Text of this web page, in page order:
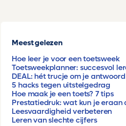
Meest gelezen
Hoe leer je voor een toetsweek
Toetsweekplanner: succesvol
DEAL: hét trucje om je
5 hacks tegen uitstelgedrag
Hoe maak je een toets? 7 tips
Prestatiedruk: wat kun je eraan
Leesvaardigheid verbeteren
Leren van slechte cijfers